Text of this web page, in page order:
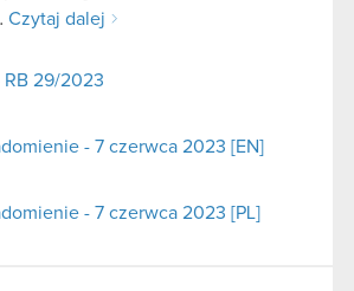
Czytaj dalej
RB 29/2023
- 7 czerwca 2023 [EN]
- 7 czerwca 2023 [PL]